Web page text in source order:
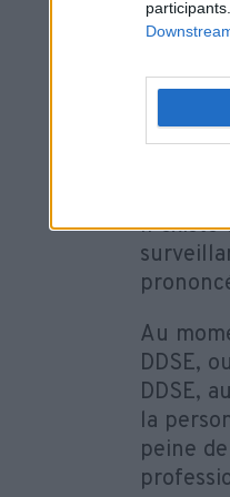
Il existe
Au
DDSE,
DDSE,
la
peine